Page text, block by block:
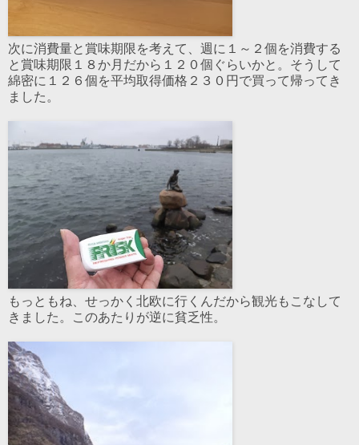
次に消費量と賞味期限を考えて、週に１～２個を消費する
と賞味期限１８か月だから１２０個ぐらいかと。そうして
綿密に１２６個を平均取得価格２３０円で買って帰ってき
ました。
もっともね、せっかく北欧に行くんだから観光もこなして
きました。このあたりが逆に貧乏性。